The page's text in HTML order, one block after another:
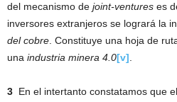
del mecanismo de joint-ventures es
inversores extranjeros se logrará la
del cobre . Constituye una hoja de
una industria minera 4.0[v]
3 En el intertanto constatamos que